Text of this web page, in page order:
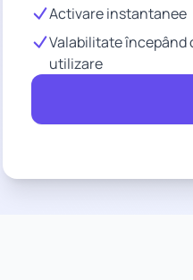
Activare instantanee
Valabilitate începând
utilizare